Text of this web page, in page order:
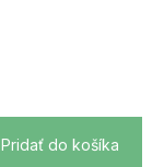
Pridať do košíka